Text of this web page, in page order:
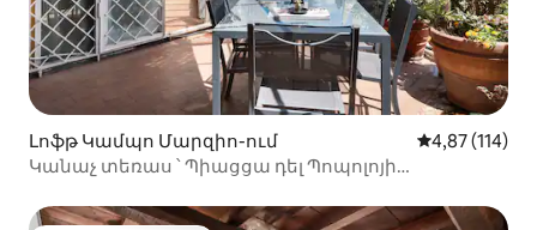
Լոֆթ Կամպո Մարզիո-ում Միջին
4,87 (114)
Կանաչ տեռաս ՝ Պիացցա դել Պոպոլոյի